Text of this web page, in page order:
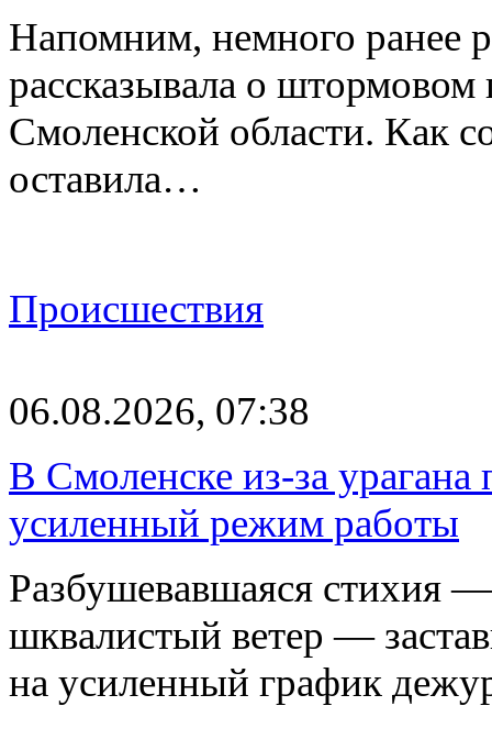
Напомним, немного ранее
рассказывала о
Смоленской области. Как
оставила…
Происшествия
06.08.2026, 07:38
В Смоленске из-за
усиленный режим работы
Разбушевавшаяся стихия
шквалистый ветер —
на усиленный график